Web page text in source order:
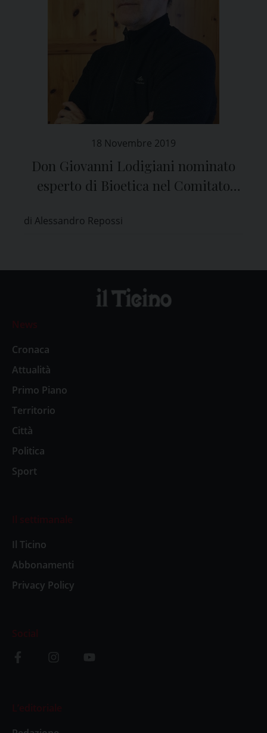
18 Novembre 2019
Don Giovanni Lodigiani nominato
esperto di Bioetica nel Comitato
di Alessandro Repossi
News
Cronaca
Attualità
Primo Piano
Territorio
Città
Politica
Sport
Il settimanale
Il Ticino
Abbonamenti
Privacy Policy
Social
L’editoriale